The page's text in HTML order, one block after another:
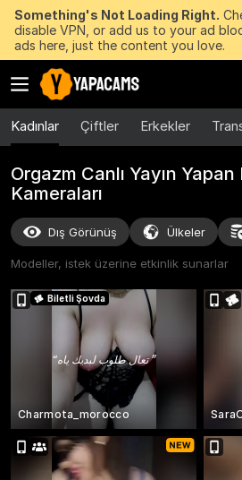
Something's Not Loading Right.
disable VPN, or add us to your ad
ads here, just the content you love.
Kadınlar Çiftler Erkekler
Orgazm Canlı Yayın Yapan
Kameraları
Dış Görünüş Ülkeler
Modeller, istek üzerine etkinlik sunarlar
“ تعال طلوب لبديك ياه”
Biletli Şovda
Charmota_morocco